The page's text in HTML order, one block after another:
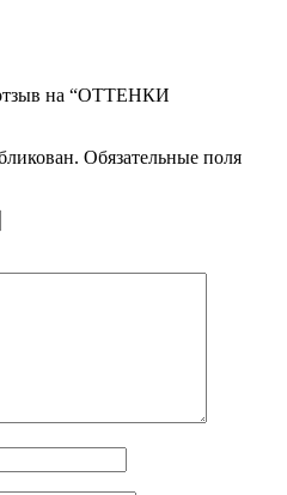
отзыв на “ОТТЕНКИ
Обязательные поля